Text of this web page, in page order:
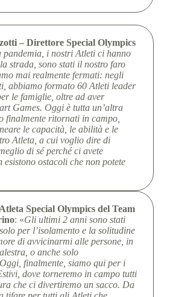
– Direttore Special Olympics
pandemia, i nostri Atleti ci hanno
strada, sono stati il nostro faro
mai realmente fermati: negli
abbiamo formato 60 Atleti leader
le famiglie, oltre ad aver
Games. Oggi è tutta un’altra
finalmente ritornati in campo,
le capacità, le abilità e le
Atleta, a cui voglio dire di
di sé perché ci avete
esistono ostacoli che non potete
Special Olympics del Team
: «Gli ultimi 2 anni sono stati
per l’isolamento e la solitudine
di avvicinarmi alle persone, in
o anche solo
finalmente, siamo qui per i
dove torneremo in campo tutti
che ci divertiremo un sacco. Da